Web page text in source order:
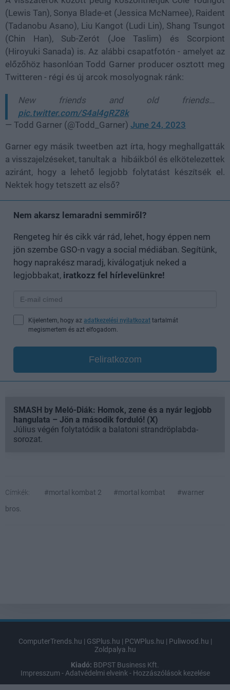
(Lewis Tan), Sonya Blade-et (Jessica McNamee), Raident
(Tadanobu Asano), Liu Kangot (Ludi Lin), Shang Tsungot
(Chin Han), Sub-Zerót (Joe Taslim) és Scorpiont
(Hiroyuki Sanada) is. Az alábbi csapatfotón - amelyet az
előzőhöz hasonlóan Todd Garner producer osztott meg
Twitteren - régi és új arcok mosolyognak ránk:
New friends and old friends…
pic.twitter.com/S4al4gRZ8k
— Todd Garner (@Todd_Garner) June 24, 2023
Garner egy másik tweetben azt írta, hogy meghallgatták
a visszajelzéseket, tanultak a hibáikból és elkötelezettek
aziránt, hogy a lehető legjobb folytatást készítsék el.
Nektek hogy tetszett az első?
Nem akarsz lemaradni semmiről?
Rengeteg hír és cikk vár rád, lehet, hogy éppen nem
jön szembe GSO-n vagy a social médiában. Segítünk,
hogy naprakész maradj, kiválogatjuk neked a
legjobbakat, iratkozz fel hírlevelünkre!
Kijelentem, hogy az adatkezelési nyilatkozat tartalmát
megismertem és azt elfogadom.
Feliratkozom
SMASH by Meló-Diák: Homok, zene és a nyár legjobb
hangulata – Jön a második forduló! (X)
Július végén folytatódik a balatoni strandröplabda-
sorozat.
Címkék: #mortal kombat 2 #mortal kombat
#warner
bros.
ComputerTrends.hu | GSPlus.hu | PCWPlus.hu | Puliwood.hu |
Zoldpalya.hu
Kiadó: BDPST Business Kft.
Impresszum - Adatvédelmi elveink - Hozzászólások kezelése